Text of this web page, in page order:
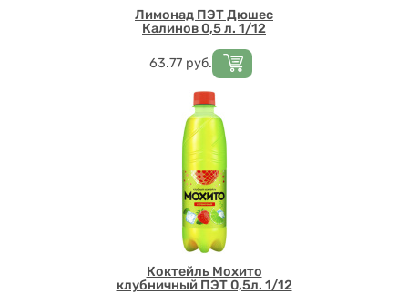
Лимонад ПЭТ Дюшес
Калинов 0,5 л. 1/12
Цена
63.77 руб.
Коктейль Мохито
клубничный ПЭТ 0,5л. 1/12